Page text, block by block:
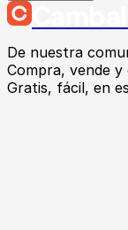
De nuestra
Compra, vende
Gratis, fácil, en